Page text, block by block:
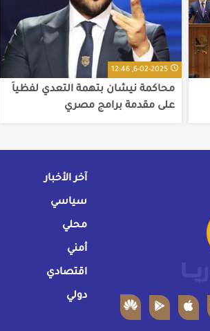
6-02-2025, 12:46
محاكمة نيشان بتهمة التعدي لفظياَ
على مقدمة برامج مصري
آخر الأخبار
سياسي
محلي
أمني
اقتصادي
دولي